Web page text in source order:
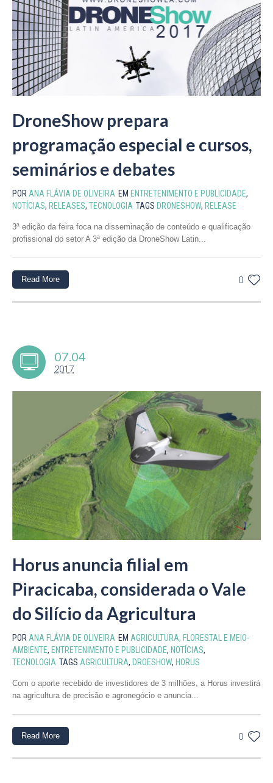
DroneShow prepara
programação especial e cursos,
seminários e debates
POR ANA FLÁVIA DE OLIVEIRA EM ENTRETENIMENTO E PUBLICIDADE,
NOTÍCIAS, RELEASES, TECNOLOGIA TAGS DRONESHOW, RELEASE
3ª edição da feira foca na disseminação de conteúdo e qualificação
profissional do setor A 3ª edição da DroneShow Latin...
0
Read More
07.04
2017
Horus anuncia filial em
Piracicaba, considerada o Vale
do Silício da Agricultura
POR ANA FLÁVIA DE OLIVEIRA EM AGRICULTURA, FLORESTAL E MEIO-
AMBIENTE, ENTRETENIMENTO E PUBLICIDADE, NOTÍCIAS,
TECNOLOGIA TAGS AGRICULTURA, DROESHOW, HORUS
Com o aporte recebido de investidores de 3 milhões, a Horus investirá
na agricultura de precisão e agronegócio e anuncia...
0
Read More